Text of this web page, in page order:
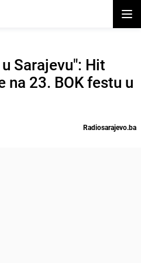
Sarajevu": Hit
23. BOK festu u
Radiosarajevo.ba